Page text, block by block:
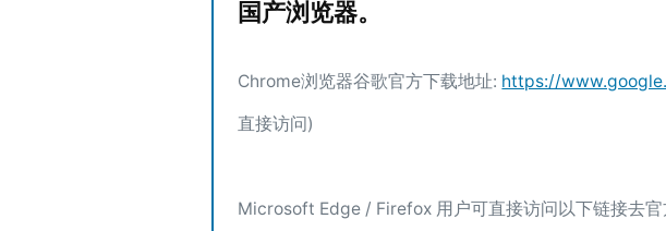
国产浏览器。
Chrome浏览器谷歌官方下载地址: https://
直接访问)
Microsoft Edge / Firefox 用户可直接访问以下链接去官